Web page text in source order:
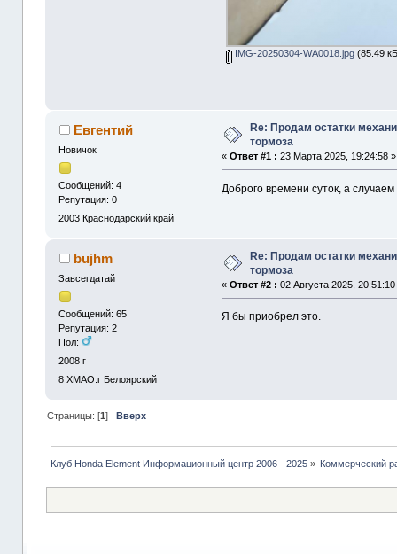
IMG-20250304-WA0018.jpg (85.49
Евгентий
Новичок
Сообщений: 4
Репутация: 0
2003 Краснодарский край
Re: Продам остатки
тормоза
«Ответ #1 : 23 Марта 2025, 19:24:58 »
Доброго времени суток, а
bujhm
Завсегдатай
Сообщений: 65
Репутация: 2
Пол:
2008 г
8 ХМАО.г Белоярский
Re: Продам остатки
тормоза
«Ответ #2 : 02 Августа 2025, 20:51:10
Я бы приобрел это.
Страницы: [1] Вверх
Клуб Honda Element Информационный центр 2006 - 2025» Коммерческий